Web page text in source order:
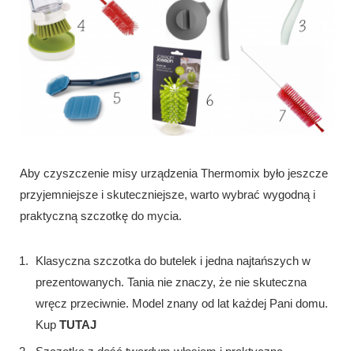
Aby czyszczenie misy urządzenia Thermomix było jeszcze
przyjemniejsze i skuteczniejsze, warto wybrać wygodną i
praktyczną szczotkę do mycia.
Klasyczna szczotka do butelek i jedna najtańszych w
prezentowanych. Tania nie znaczy, że nie skuteczna
wręcz przeciwnie. Model znany od lat każdej Pani domu.
Kup TUTAJ